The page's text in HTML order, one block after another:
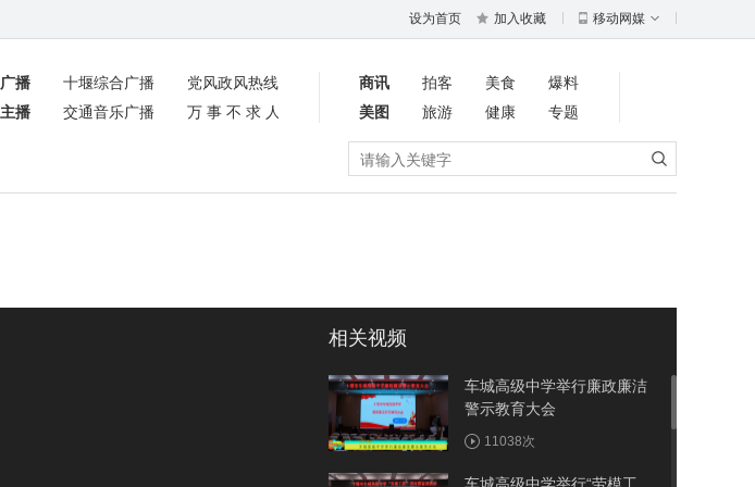
设为首页 加入收藏 移动网媒
广播 十堰综合广播
党风政风热线
主播
交通音乐广播 万事不求人
商讯 拍客 美食
爆料
美图
旅游 健康
专题
相关视频
车城高级中学举行廉政廉洁
警示教育大会
11038次